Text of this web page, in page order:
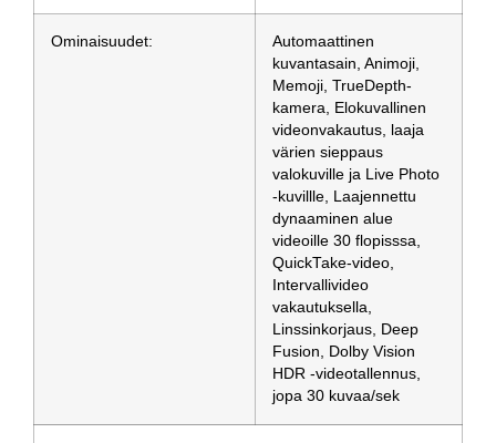
Ominaisuudet:
Automaattinen
kuvantasain, Animoji,
Memoji, TrueDepth-
kamera, Elokuvallinen
videonvakautus, laaja
värien sieppaus
valokuville ja Live Photo
-kuvillle, Laajennettu
dynaaminen alue
videoille 30 flopisssa,
QuickTake-video,
Intervallivideo
vakautuksella,
Linssinkorjaus, Deep
Fusion, Dolby Vision
HDR -videotallennus,
jopa 30 kuvaa/sek